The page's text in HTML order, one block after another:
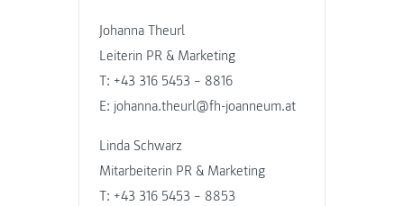
Johanna Theurl
Leiterin PR & Marketing
T: +43 316 5453 – 8816
E: johanna.theurl@fh-joanneum.at
Linda Schwarz
Mitarbeiterin PR & Marketing
T: +43 316 5453 – 8853